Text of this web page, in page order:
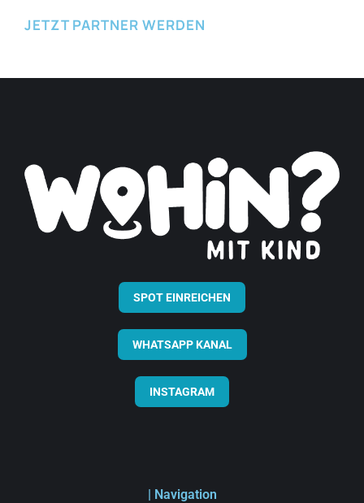
JETZT PARTNER WERDEN
SPOT EINREICHEN
WHATSAPP KANAL
INSTAGRAM
| Navigation